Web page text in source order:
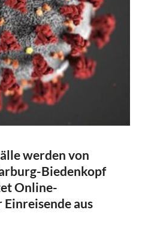
werden von
Biedenkopf
Online-
aus